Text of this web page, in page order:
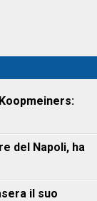
del Napoli, ha
il suo